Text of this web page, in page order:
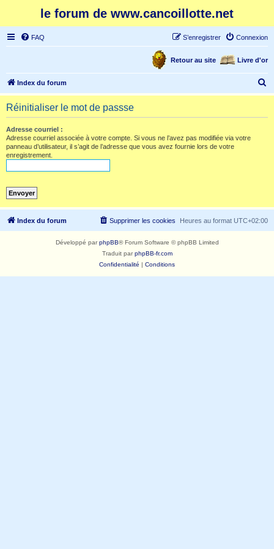
le forum de www.cancoillotte.net
FAQ Connexion
S’enregistrer
Livre d'or
Retour au site
Index du forum
e
Réinitialiser le mot de passse
Adresse courriel :
Adresse courriel associée à votre compte. Si vous ne l’avez pas modifiée via votre
panneau d’utilisateur, il s’agit de l’adresse que vous avez fournie lors de votre
enregistrement.
Index du forum Heures au format UTC+02:00
Supprimer les cookies
Développé parphpBB® Forum Software © phpBB Limited
Traduit parphpBB-fr.com
Confidentialité | Conditions